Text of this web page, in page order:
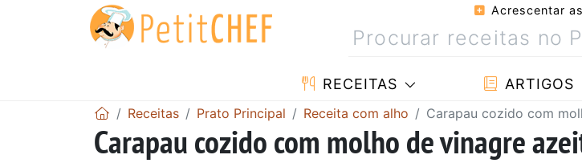
Acrescentar
RECEITAS ARTIGOS
Receitas Prato Principal Receita com alho Carapau cozido com
Carapau cozido com molho de vinagre